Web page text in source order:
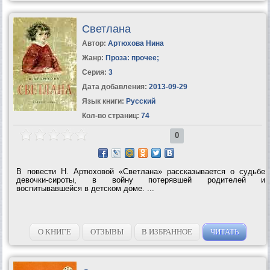
Светлана
Автор: Артюхова Нина
Жанр: Проза: прочее;
Серия: 3
Дата добавления: 2013-09-29
Язык книги: Русский
Кол-во страниц: 74
0
В повести Н. Артюховой «Светлана» расска­зывается о судьбе
девочки-сироты, в войну поте­рявшей родителей и
воспитывавшейся в детском доме. ...
О КНИГЕ ОТЗЫВЫ В ИЗБРАННОЕ ЧИТАТЬ